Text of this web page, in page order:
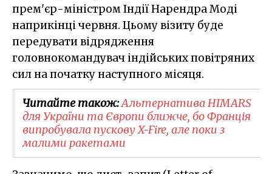
прем'єр-міністром Індії Нарендра Моді
наприкінці червня. Цьому візиту буде
передувати відрядження
головнокомандувач індійських повітряних
сил на початку наступного місяця.
Читайте також:Альтернатива HIMARS
для України та Європи ближче, бо Франція
випробувала пускову X-Fire, але поки з
малими ракетами